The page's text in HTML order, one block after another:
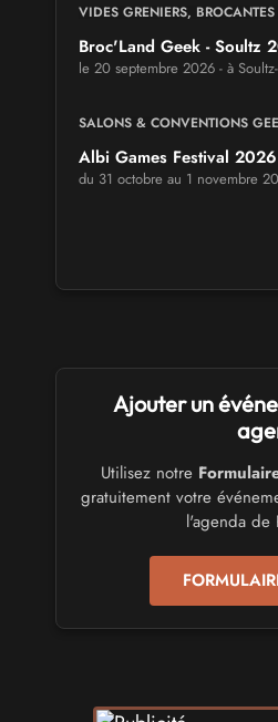
VIDES GRENIERS, BROCANTES
Broc'Land Geek - Soultz
le 20 septembre 2026 - à
SALONS & CONVENTIONS
Albi Games Festival 2026
du 31 octobre au 1 novembre
Virtual Calais - salon du
numériques 2026
SALONS & CONVENTIONS
Trolls et Légendes 2027
du 26 au 28 mars 2027 - à Mons
CULTURE JAPONAISE ET OTAKU
Mang'Azur 2027
les 24 et 25 avril 2027 - à Toulon
SALONS & CONVENTIONS
Play Azur Festival 2027
SALONS & CONVENTIONS
Ajouter un
Utilisez notre
gratuitement votre
l'agenda de